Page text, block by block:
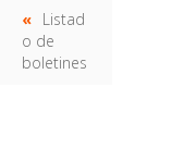
Listad
o de
boletines